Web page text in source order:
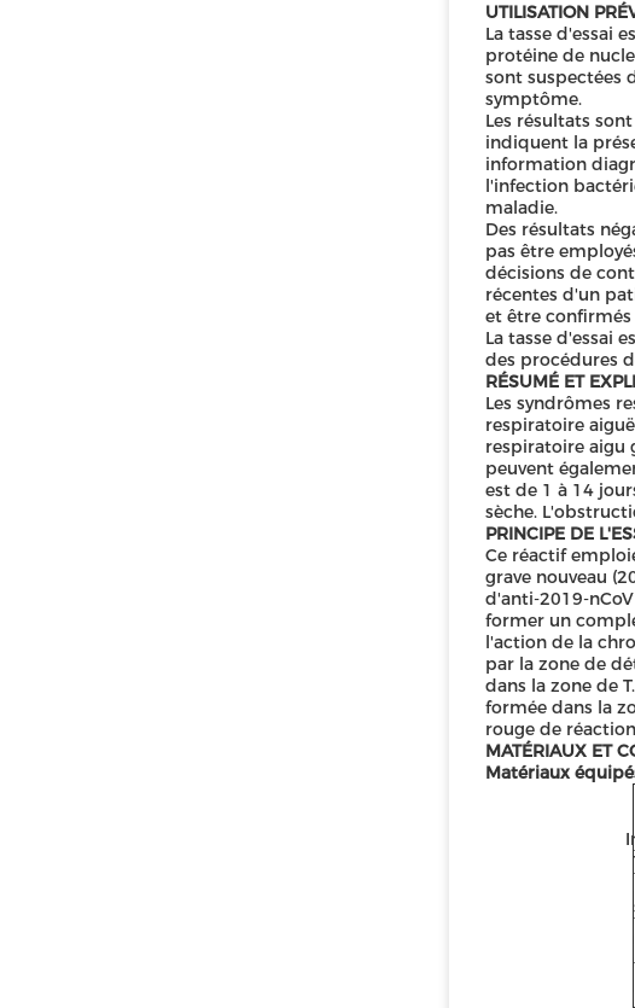
UTILISATION
La tasse d'essai
protéine de
sont suspectées
symptôme.
Les résultats
indiquent la
information
l'infection
maladie.
Des résultats
pas être
décisions de
récentes d'un
et être confirmés
La tasse d'essai
des procédures
RÉSUMÉ ET
Les syndrômes
respiratoire
respiratoire aigu
peuvent
est de 1 à 14
sèche.
PRINCIPE DE
Ce réactif
grave nouveau
d'anti-2019-
former un
l'action de la
par la zone de
dans la zone de
formée dans la
rouge de
MATÉRIAUX ET
Matériaux